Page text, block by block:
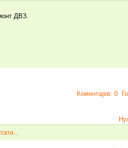
ДВЗ.
Коментарів: 0